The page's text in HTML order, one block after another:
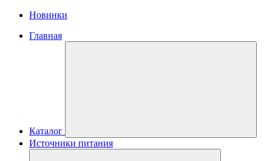
Новинки
Главная
Каталог
Источники питания